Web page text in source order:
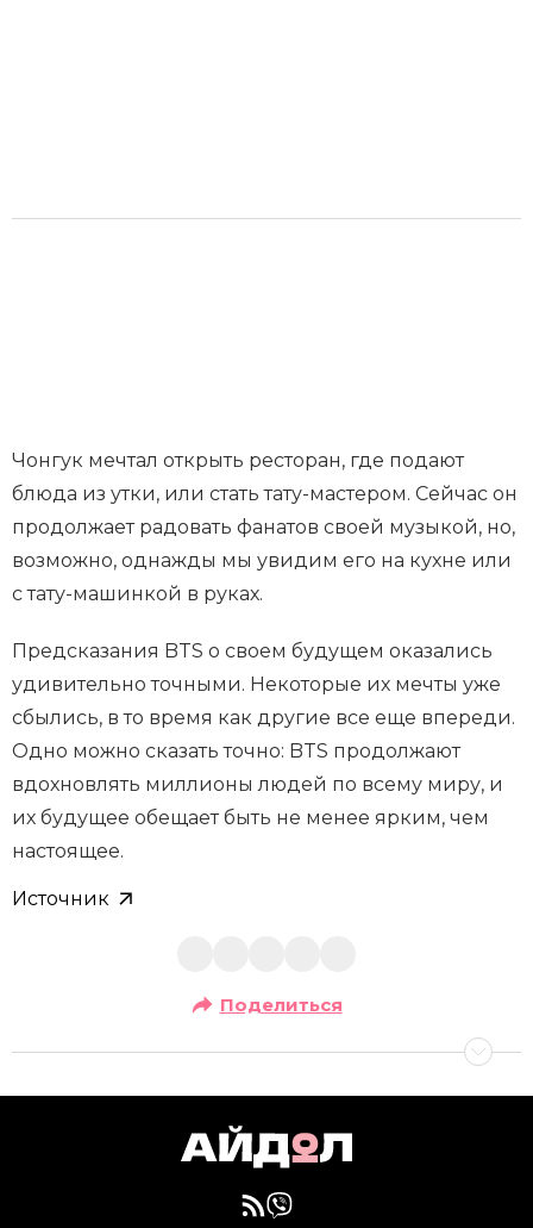
Чонгук мечтал открыть ресторан, где подают
блюда из утки, или стать тату-мастером. Сейчас он
продолжает радовать фанатов своей музыкой, но,
возможно, однажды мы увидим его на кухне или
с тату-машинкой в руках.
Предсказания BTS о своем будущем оказались
удивительно точными. Некоторые их мечты уже
сбылись, в то время как другие все еще впереди.
Одно можно сказать точно: BTS продолжают
вдохновлять миллионы людей по всему миру, и
их будущее обещает быть не менее ярким, чем
настоящее.
Источник
Поделиться